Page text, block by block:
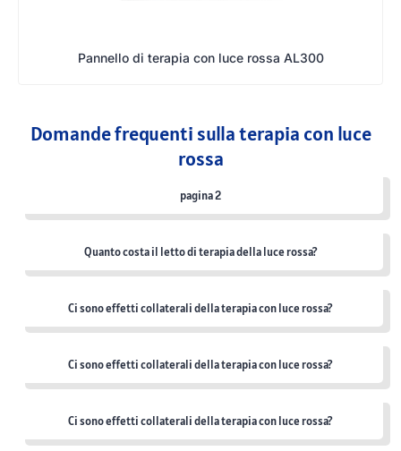
Pannello di terapia con luce rossa AL300
Domande frequenti sulla terapia con luce
rossa
pagina 2
Quanto costa il letto di terapia della luce rossa?
Ci sono effetti collaterali della terapia con luce rossa?
Ci sono effetti collaterali della terapia con luce rossa?
Ci sono effetti collaterali della terapia con luce rossa?